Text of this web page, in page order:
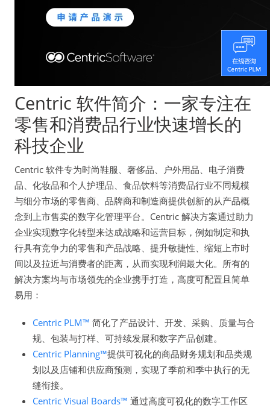
Centric 软件简介：一家专注在
零售和消费品行业快速增长的
科技企业
Centric 软件专为时尚鞋服、奢侈品、户外用品、电子消费
品、化妆品和个人护理品、食品饮料等消费品行业不同规模
与细分市场的零售商、品牌商和制造商提供创新的从产品概
念到上市售卖的数字化管理平台。Centric 解决方案通过助力
企业实现数字化转型来达成战略和运营目标，例如制定和执
行具有竞争力的零售和产品战略、提升敏捷性、缩短上市时
间以及拉近与消费者的距离，从而实现利润最大化。所有的
解决方案均与市场领先的企业携手打造，高度可配置且简单
易用：
Centric PLM™ 简化了产品设计、开发、采购、质量与合
规、包装与打样、可持续发展和数字产品创建。
Centric Planning™提供可视化的商品财务规划和品类规
划以及店铺和供应商预测，实现了季前和季中执行的无
缝衔接。
Centric Visual Boards™ 通过高度可视化的数字工作区